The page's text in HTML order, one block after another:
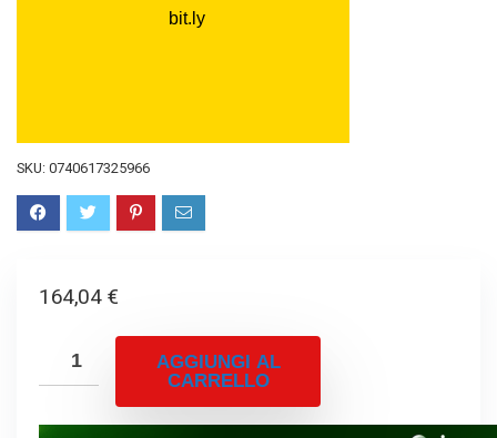
SKU: 0740617325966
164,04 €
AGGIUNGI AL
CARRELLO